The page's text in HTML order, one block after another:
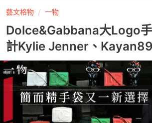
藝文格物 一物
Dolce&Gabbana大Logo
計Kylie Jenner、